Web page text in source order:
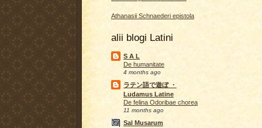
Athanasii Schnaederi epistola
alii blogi Latini
S A L
De humanitate
4 months ago
ラテン語で遊ぼ ・
Ludamus Latine
De felina Odoribae chorea
11 months ago
Sal Musarum